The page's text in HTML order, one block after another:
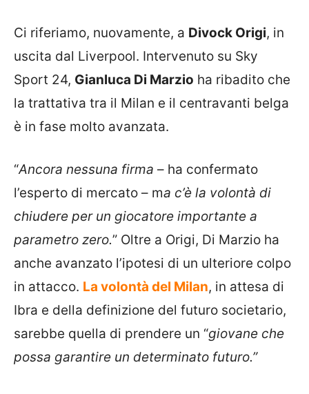
Ci riferiamo, nuovamente, a Divock Origi, in
uscita dal Liverpool. Intervenuto su Sky
Sport 24, Gianluca Di Marzio ha ribadito che
la trattativa tra il Milan e il centravanti belga
è in fase molto avanzata.
“Ancora nessuna firma – ha confermato
l’esperto di mercato – ma c’è la volontà di
chiudere per un giocatore importante a
parametro zero.” Oltre a Origi, Di Marzio ha
anche avanzato l’ipotesi di un ulteriore colpo
in attacco. La volontà del Milan, in attesa di
Ibra e della definizione del futuro societario,
sarebbe quella di prendere un “giovane che
possa garantire un determinato futuro.”